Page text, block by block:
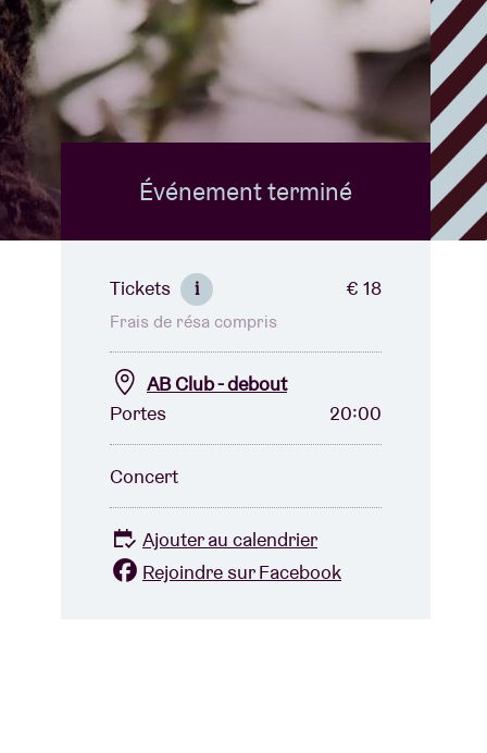
Événement terminé
Tickets i € 18
Frais de résa compris
AB Club - debout
Portes
20:00
Concert
Ajouter au calendrier
Rejoindre sur Facebook